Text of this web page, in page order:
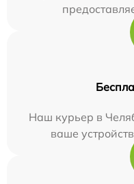
Наш курьер в
ваше